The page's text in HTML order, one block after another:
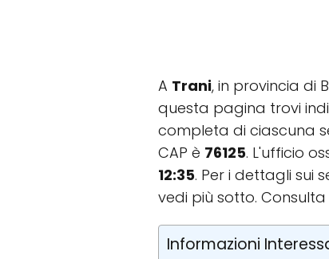
A Trani, in provincia di
questa pagina trovi
completa di ciascuna
CAP è 76125. L'ufficio
12:35. Per i dettagli sui
vedi più sotto.
Informazioni